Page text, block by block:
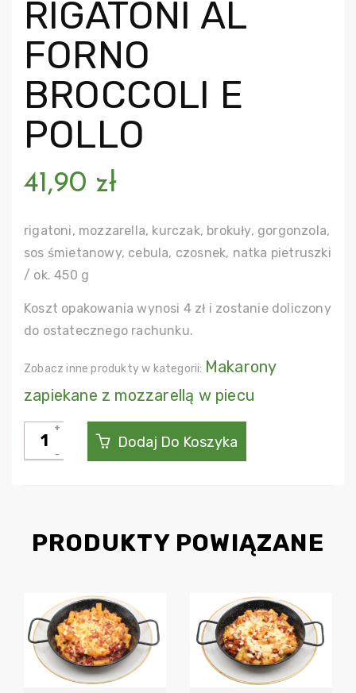
RIGATONI AL
FORNO
BROCCOLI E
POLLO
41,90 zł
rigatoni, mozzarella, kurczak, brokuły, gorgonzola,
sos śmietanowy, cebula, czosnek, natka pietruszki
/ ok. 450 g
Koszt opakowania wynosi 4 zł i zostanie doliczony
do ostatecznego rachunku.
Zobacz inne produkty w kategorii: Makarony
zapiekane z mozzarellą w piecu
ilość
Rigatoni
Dodaj Do Koszyka
PRODUKTY POWIĄZANE